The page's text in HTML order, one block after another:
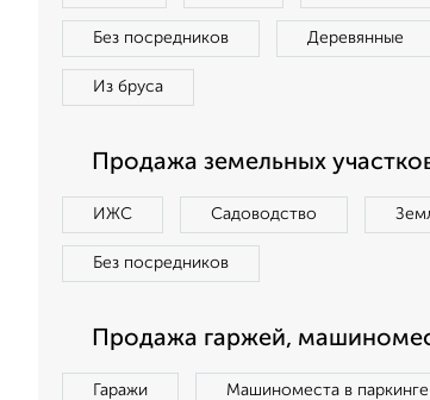
Без посредников Деревянные
Из бруса
Продажа земельных
ИЖС Садоводство
Без посредников
Продажа гаржей,
Гаражи Машиноместа в паркинге